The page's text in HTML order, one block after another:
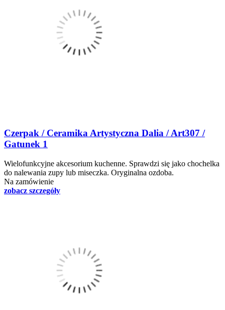
Czerpak / Ceramika Artystyczna Dalia / Art307 /
Gatunek 1
Wielofunkcyjne akcesorium kuchenne. Sprawdzi się jako chochelka
do nalewania zupy lub miseczka. Oryginalna ozdoba.
Na zamówienie
zobacz szczegóły